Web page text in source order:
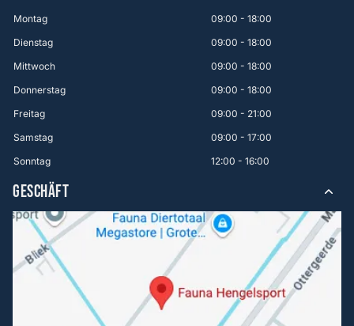
Montag
09:00 - 18:00
Dienstag
09:00 - 18:00
Mittwoch
09:00 - 18:00
Donnerstag
09:00 - 18:00
Freitag
09:00 - 21:00
Samstag
09:00 - 17:00
Sonntag
12:00 - 16:00
GESCHÄFT